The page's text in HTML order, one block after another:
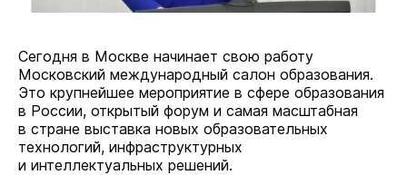
Сегодня в Москве начинает свою работу
Московский международный салон образования.
Это крупнейшее мероприятие в сфере образования
в России, открытый форум и самая масштабная
в стране выставка новых образовательных
технологий, инфраструктурных
и интеллектуальных решений.